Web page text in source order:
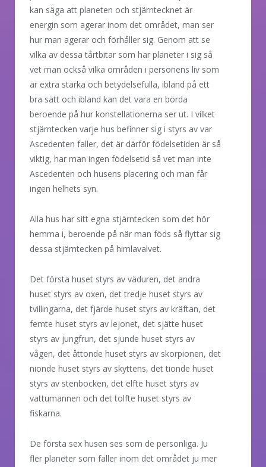
kan säga att planeten och stjärntecknet är
energin som agerar inom det området, man ser
hur man agerar och förhåller sig. Genom att se
vilka av dessa tårtbitar som har planeter i sig så
vet man också vilka områden i personens liv som
är extra starka och betydelsefulla, ibland på ett
bra sätt och ibland kan det vara en börda
beroende på hur konstellationerna ser ut. I vilket
stjärntecken varje hus befinner sig i styrs av var
Ascedenten faller, det är därför födelsetiden är så
viktig, har man ingen födelsetid så vet man inte
Ascedenten och husens placering och man får
ingen helhets syn.
Alla hus har sitt egna stjärntecken som det hör
hemma i, beroende på när man föds så flyttar sig
dessa stjärntecken på himlavalvet.
Det första huset styrs av väduren, det andra
huset styrs av oxen, det tredje huset styrs av
tvillingarna, det fjärde huset styrs av kräftan, det
femte huset styrs av lejonet, det sjätte huset
styrs av jungfrun, det sjunde huset styrs av
vågen, det åttonde huset styrs av skorpionen, det
nionde huset styrs av skyttens, det tionde huset
styrs av stenbocken, det elfte huset styrs av
vattumannen och det tolfte huset styrs av
fiskarna.
De första sex husen ses som de personliga. Ju
fler planeter som faller inom det området ju mer